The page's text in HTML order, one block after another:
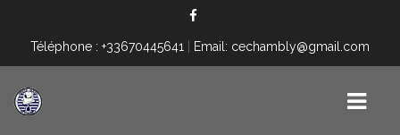
Téléphone : +33670445641 Email: cechambly@gmail.com